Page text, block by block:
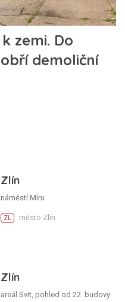
Zlín
náměstí Míru
ZL město Zlín
Zlín
areál Svit, pohled od 22. budovy